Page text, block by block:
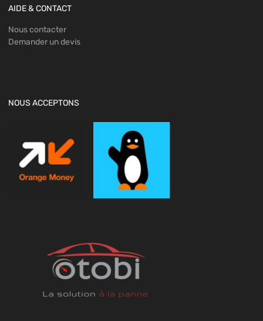
AIDE & CONTACT
Nous contacter
Demander un devis
NOUS ACCEPTONS